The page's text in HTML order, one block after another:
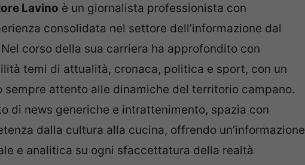
Lavino è un giornalista professionista con
consolidata nel settore dell’informazione dal
corso della sua carriera ha approfondito con
temi di attualità, cronaca, politica e sport, con un
sempre attento alle dinamiche del territorio campano.
di news generiche e intrattenimento, spazia con
dalla cultura alla cucina, offrendo un’informazione
e analitica su ogni sfaccettatura della realtà